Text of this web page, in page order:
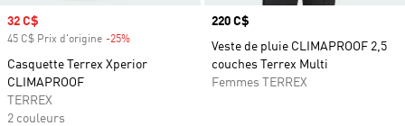
Prix soldé
32 C$
45 C$ Prix d'origine -25%
Casquette Terrex Xperior
CLIMAPROOF
TERREX
2 couleurs
Prix
220 C$
Veste de pluie CLIMAPROOF 2,5
couches Terrex Multi
Femmes TERREX